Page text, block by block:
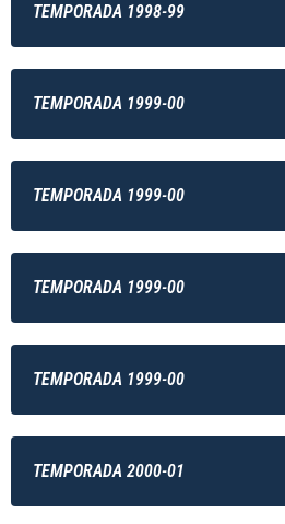
TEMPORADA 1998-99
TEMPORADA 1999-00
TEMPORADA 1999-00
TEMPORADA 1999-00
TEMPORADA 1999-00
TEMPORADA 2000-01